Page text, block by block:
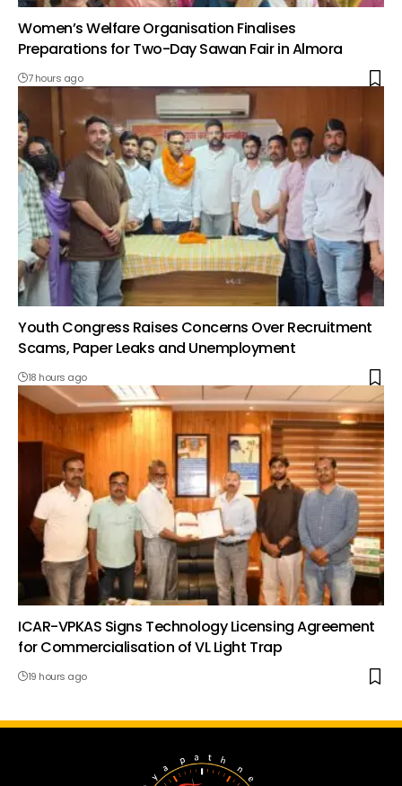
Women’s Welfare Organisation Finalises
Preparations for Two-Day Sawan Fair in Almora
7 hours ago
Youth Congress Raises Concerns Over Recruitment
Scams, Paper Leaks and Unemployment
18 hours ago
ICAR-VPKAS Signs Technology Licensing Agreement
for Commercialisation of VL Light Trap
19 hours ago